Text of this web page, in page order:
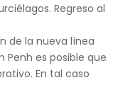
Regreso al
de la nueva línea
Penh es posible que
En tal caso